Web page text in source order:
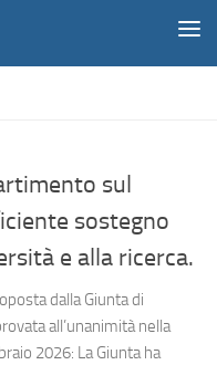
sul
sostegno
e alla ricerca.
dalla Giunta di
all’unanimità nella
2026: La Giunta ha